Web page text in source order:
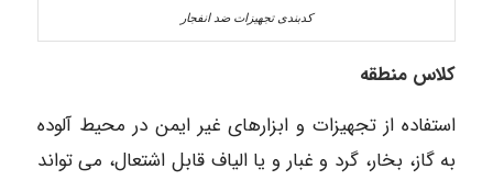
کدبندی تجهیزات ضد انفجار
کلاس منطقه
استفاده از تجهیزات و ابزارهای غیر ایمن در محیط آلوده
به گاز، بخار، گرد و غبار و یا الیاف قابل اشتعال، می تواند